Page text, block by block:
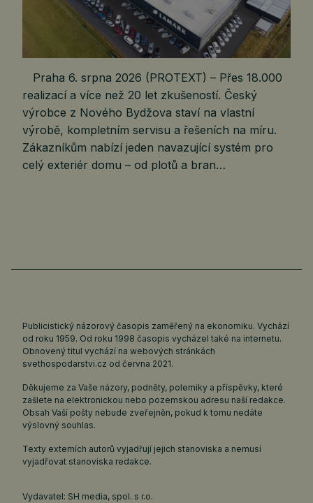
Praha 6. srpna 2026 (PROTEXT) – Přes 18.000
realizací a více než 20 let zkušeností. Český
výrobce z Nového Bydžova staví na vlastní
výrobě, kompletním servisu a řešeních na míru.
Zákazníkům nabízí jeden navazující systém pro
celý exteriér domu – od plotů a bran…
Publicistický názorový časopis zaměřený na ekonomiku. Vychází
od roku 1959. Od roku 1998 časopis vycházel také na internetu.
Obnovený titul vychází na webových stránkách
svethospodarstvi.cz od června 2021.
Děkujeme za Vaše názory, podněty, polemiky a příspěvky, které
zašlete na elektronickou nebo pozemskou adresu naší redakce.
Obsah Vaší pošty nebude zveřejněn, pokud k tomu nedáte
výslovný souhlas.
Texty externích autorů vyjadřují jejich stanoviska a nemusí
vyjadřovat stanoviska redakce.
Vydavatel: SH media, spol. s r.o.